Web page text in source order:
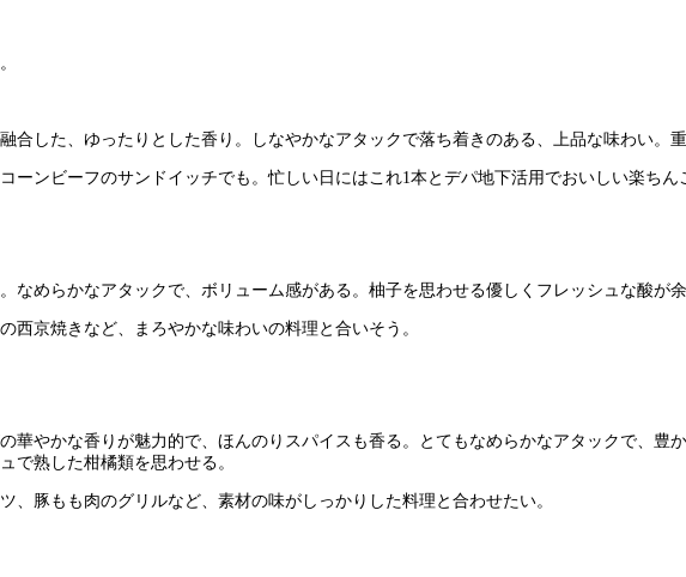
した、ゆったりとした香り。しなやかなアタックで落ち着きのある、上品な味わい。
ンビーフのサンドイッチでも。忙しい日にはこれ1本とデパ地下活用でおいしい楽ちん
めらかなアタックで、ボリューム感がある。柚子を思わせる優しくフレッシュな酸が余
京焼きなど、まろやかな味わいの料理と合いそう。
やかな香りが魅力的で、ほんのりスパイスも香る。とてもなめらかなアタックで、豊
で熟した柑橘類を思わせる。
豚もも肉のグリルなど、素材の味がしっかりした料理と合わせたい。